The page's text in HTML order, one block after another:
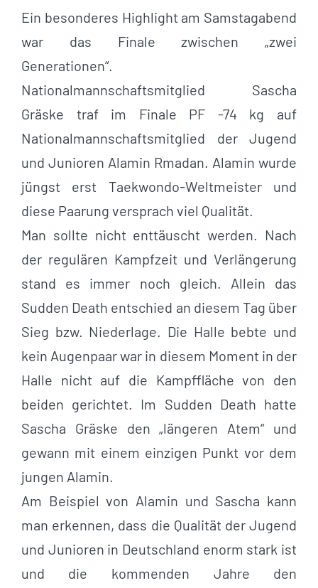
Ein besonderes Highlight am Samstagabend
war das Finale zwischen „zwei
Generationen“.
Nationalmannschaftsmitglied Sascha
Gräske traf im Finale PF -74 kg auf
Nationalmannschaftsmitglied der Jugend
und Junioren Alamin Rmadan. Alamin wurde
jüngst erst Taekwondo-Weltmeister und
diese Paarung versprach viel Qualität.
Man sollte nicht enttäuscht werden. Nach
der regulären Kampfzeit und Verlängerung
stand es immer noch gleich. Allein das
Sudden Death entschied an diesem Tag über
Sieg bzw. Niederlage. Die Halle bebte und
kein Augenpaar war in diesem Moment in der
Halle nicht auf die Kampffläche von den
beiden gerichtet. Im Sudden Death hatte
Sascha Gräske den „längeren Atem“ und
gewann mit einem einzigen Punkt vor dem
jungen Alamin.
Am Beispiel von Alamin und Sascha kann
man erkennen, dass die Qualität der Jugend
und Junioren in Deutschland enorm stark ist
und die kommenden Jahre den